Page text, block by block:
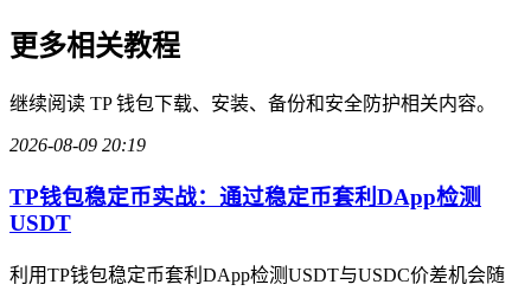
更多相关教程
继续阅读 TP 钱包下载、安装、备份和安全防护相关内容。
2026-08-09 20:19
TP钱包稳定币实战：通过稳定币套利DApp检测
USDT
利用TP钱包稳定币套利DApp检测USDT与USDC价差机会随